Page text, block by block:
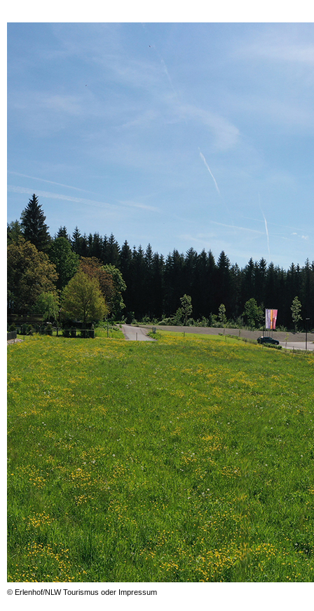
© Erlenhof/NLW Tourismus oder Impressum